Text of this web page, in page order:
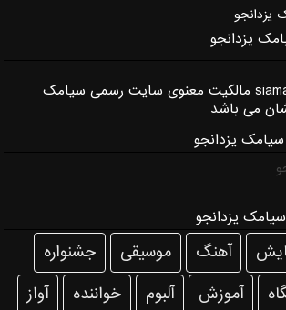
یزدانجو
siamakyazdanjoo.com مالکیت معنوی سایت رسمی سیامک
می باشد
یزدانجو
یزدانجو
آهنگ موسیقی
جشنواره
آموزش آلبوم خواننده آواز